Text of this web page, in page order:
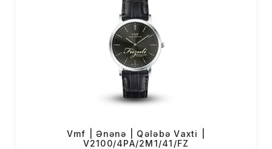
Vmf | Ənənə | Qələbə Vaxti |
V2100/4PA/2M1/41/FZ